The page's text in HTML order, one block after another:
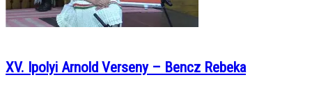
XV. Ipolyi Arnold Verseny – Bencz Rebeka